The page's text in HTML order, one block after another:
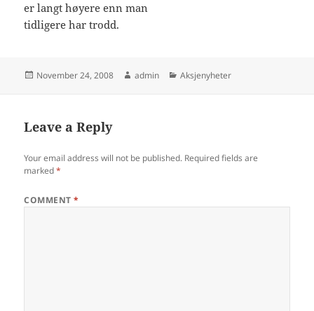
er langt høyere enn man
tidligere har trodd.
Posted
November 24, 2008 Author
admin Categories
Aksjenyheter
Leave a Reply
Your email address will not be published. Required fields are
marked*
COMMENT*